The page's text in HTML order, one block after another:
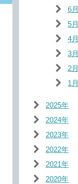
6月
5月
4月
3月
2月
1月
2025年
2024年
2023年
2022年
2021年
2020年